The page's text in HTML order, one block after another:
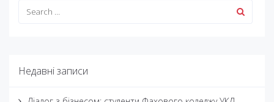
Недавні записи